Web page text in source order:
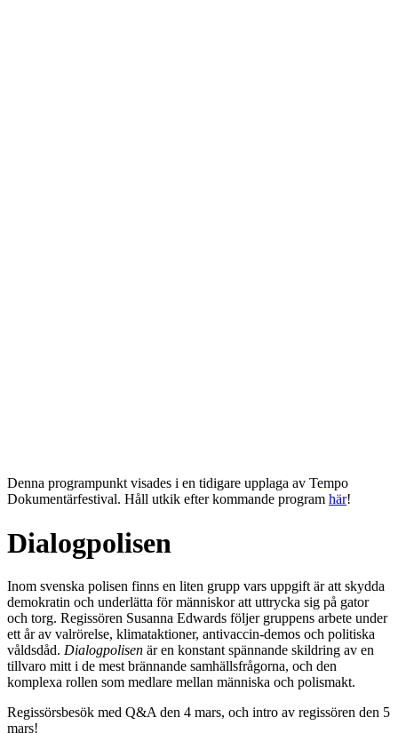
Denna programpunkt visades i en tidigare upplaga av Tempo
Dokumentärfestival. Håll utkik efter kommande program här!
Dialogpolisen
Inom svenska polisen finns en liten grupp vars uppgift är att skydda
demokratin och underlätta för människor att uttrycka sig på gator
och torg. Regissören Susanna Edwards följer gruppens arbete under
ett år av valrörelse, klimataktioner, antivaccin-demos och politiska
våldsdåd. Dialogpolisen är en konstant spännande skildring av en
tillvaro mitt i de mest brännande samhällsfrågorna, och den
komplexa rollen som medlare mellan människa och polismakt.
Regissörsbesök med Q&A den 4 mars, och intro av regissören den 5
mars!